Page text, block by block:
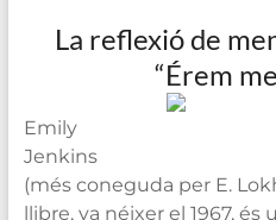
La reflexió de
“Érem
Emily
Jenkins
(més coneguda per E.
llibre, va néixer el 1967, és